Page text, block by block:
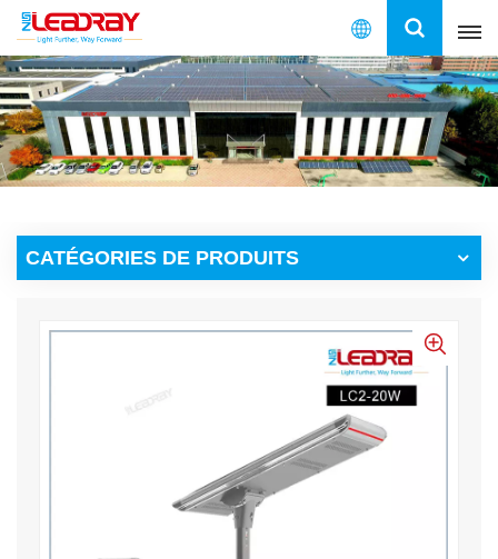
Français
English
français
español
CATÉGORIES DE PRODUITS